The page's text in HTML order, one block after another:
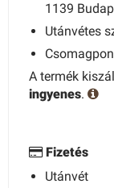
1139
Utánvétes
A termék
ingyenes.
Fizetés
Utánvét